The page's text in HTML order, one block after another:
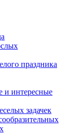
праздника
и интересные
задачек